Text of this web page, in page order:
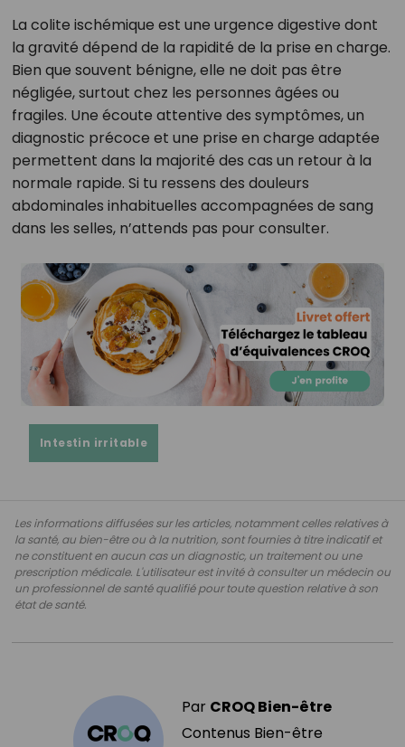
La colite ischémique est une urgence digestive dont
la gravité dépend de la rapidité de la prise en charge.
Bien que souvent bénigne, elle ne doit pas être
négligée, surtout chez les personnes âgées ou
fragiles. Une écoute attentive des symptômes, un
diagnostic précoce et une prise en charge adaptée
permettent dans la majorité des cas un retour à la
normale rapide. Si tu ressens des douleurs
abdominales inhabituelles accompagnées de sang
dans les selles, n’attends pas pour consulter.
Intestin irritable
Les informations diffusées sur les articles, notamment celles relatives à
la santé, au bien-être ou à la nutrition, sont fournies à titre indicatif et
ne constituent en aucun cas un diagnostic, un traitement ou une
prescription médicale. L'utilisateur est invité à consulter un médecin ou
un professionnel de santé qualifié pour toute question relative à son
état de santé.
Par CROQ Bien-être
Contenus Bien-être